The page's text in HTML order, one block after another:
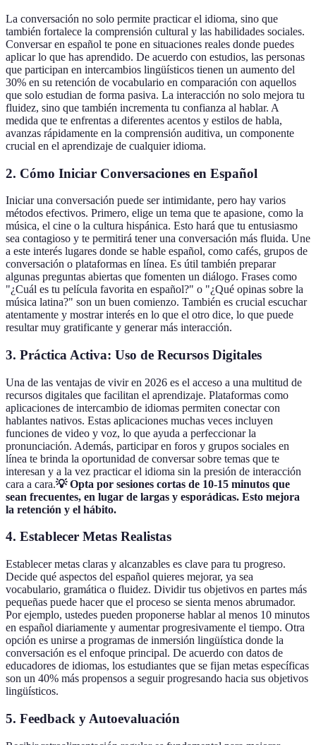
La conversación no solo permite practicar el idioma, sino que
también fortalece la comprensión cultural y las habilidades sociales.
Conversar en español te pone en situaciones reales donde puedes
aplicar lo que has aprendido. De acuerdo con estudios, las personas
que participan en intercambios lingüísticos tienen un aumento del
30% en su retención de vocabulario en comparación con aquellos
que solo estudian de forma pasiva. La interacción no solo mejora tu
fluidez, sino que también incrementa tu confianza al hablar. A
medida que te enfrentas a diferentes acentos y estilos de habla,
avanzas rápidamente en la comprensión auditiva, un componente
crucial en el aprendizaje de cualquier idioma.
2. Cómo Iniciar Conversaciones en Español
Iniciar una conversación puede ser intimidante, pero hay varios
métodos efectivos. Primero, elige un tema que te apasione, como la
música, el cine o la cultura hispánica. Esto hará que tu entusiasmo
sea contagioso y te permitirá tener una conversación más fluida. Une
a este interés lugares donde se hable español, como cafés, grupos de
conversación o plataformas en línea. Es útil también preparar
algunas preguntas abiertas que fomenten un diálogo. Frases como
"¿Cuál es tu película favorita en español?" o "¿Qué opinas sobre la
música latina?" son un buen comienzo. También es crucial escuchar
atentamente y mostrar interés en lo que el otro dice, lo que puede
resultar muy gratificante y generar más interacción.
3. Práctica Activa: Uso de Recursos Digitales
Una de las ventajas de vivir en 2026 es el acceso a una multitud de
recursos digitales que facilitan el aprendizaje. Plataformas como
aplicaciones de intercambio de idiomas permiten conectar con
hablantes nativos. Estas aplicaciones muchas veces incluyen
funciones de video y voz, lo que ayuda a perfeccionar la
pronunciación. Además, participar en foros y grupos sociales en
línea te brinda la oportunidad de conversar sobre temas que te
interesan y a la vez practicar el idioma sin la presión de interacción
cara a cara.💡 Opta por sesiones cortas de 10-15 minutos que
sean frecuentes, en lugar de largas y esporádicas. Esto mejora
la retención y el hábito.
4. Establecer Metas Realistas
Establecer metas claras y alcanzables es clave para tu progreso.
Decide qué aspectos del español quieres mejorar, ya sea
vocabulario, gramática o fluidez. Dividir tus objetivos en partes más
pequeñas puede hacer que el proceso se sienta menos abrumador.
Por ejemplo, ustedes pueden proponerse hablar al menos 10 minutos
en español diariamente y aumentar progresivamente el tiempo. Otra
opción es unirse a programas de inmersión lingüística donde la
conversación es el enfoque principal. De acuerdo con datos de
educadores de idiomas, los estudiantes que se fijan metas específicas
son un 40% más propensos a seguir progresando hacia sus objetivos
lingüísticos.
5. Feedback y Autoevaluación